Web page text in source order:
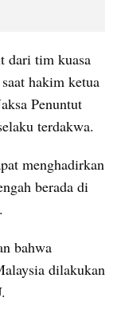
dari tim kuasa
hakim ketua
Penuntut
terdakwa.
menghadirkan
berada di
bahwa
dilakukan